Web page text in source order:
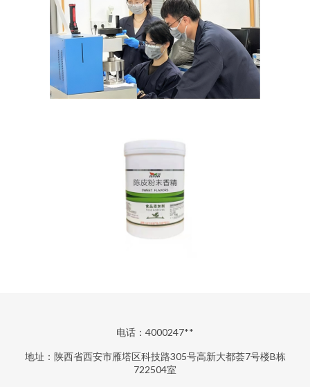
电话：4000247**
地址：陕西省西安市雁塔区科技路305号高新大都荟7号楼B栋
722504室